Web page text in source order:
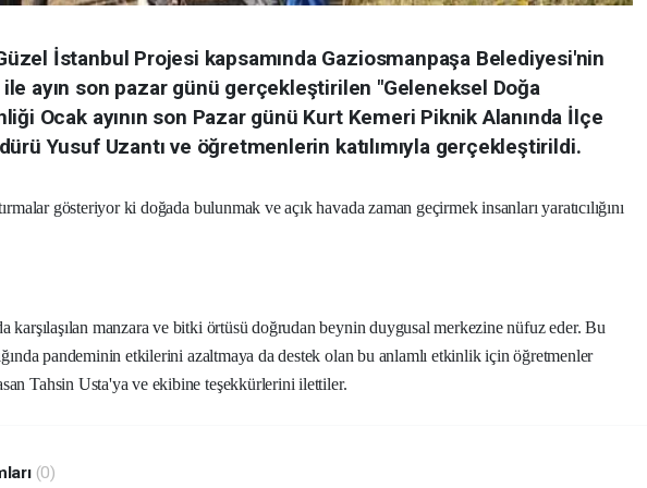
İstanbul Projesi kapsamında Gaziosmanpaşa Belediyesi'nin
ayın son pazar günü gerçekleştirilen "Geleneksel Doğa
Ocak ayının son Pazar günü Kurt Kemeri Piknik Alanında İlçe
Yusuf Uzantı ve öğretmenlerin katılımıyla gerçekleştirildi.
gösteriyor ki doğada bulunmak ve açık havada zaman geçirmek insanları yaratıcılığını
karşılaşılan manzara ve bitki örtüsü doğrudan beynin duygusal merkezine nüfuz eder. Bu
pandeminin etkilerini azaltmaya da destek olan bu anlamlı etkinlik için öğretmenler
Tahsin Usta'ya ve ekibine teşekkürlerini ilettiler.
(0)